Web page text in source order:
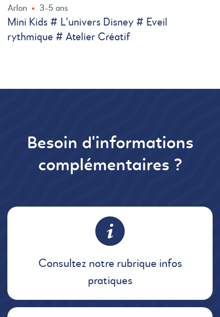
Arlon 3-5 ans
Mini Kids # L'univers Disney # Eveil
rythmique # Atelier Créatif
Besoin d'informations
complémentaires ?
Consultez notre rubrique infos
pratiques